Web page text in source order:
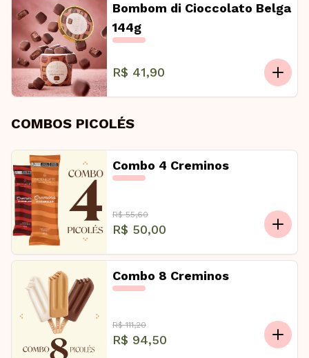
Bombom di Cioccolato Belga
144g
R$ 41,90
COMBOS PICOLÉS
Combo 4 Creminos
R$ 55,60
R$ 50,00
Combo 8 Creminos
R$ 111,20
R$ 94,50